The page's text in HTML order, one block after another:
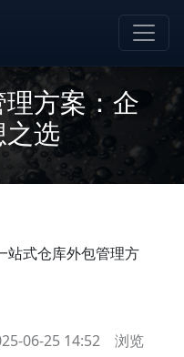
方案：企
选
站式仓库外包管理方
06-25 14:52
浏览